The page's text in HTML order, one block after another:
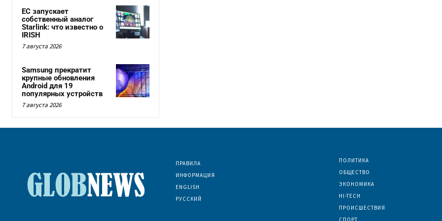
ЕС запускает
собственный аналог
Starlink: что известно о
IRISH
7 августа 2026
Samsung прекратит
крупные обновления
Android для 19
популярных устройств
7 августа 2026
ПРАВИЛА
ИНФОРМАЦИЯ
ENGLISH
РУССКИЙ
ПОЛИТИКА
ОБЩЕСТВО
ЭКОНОМИКА
HI-TECH
ПРОИСШЕСТВИЯ
СПОРТ